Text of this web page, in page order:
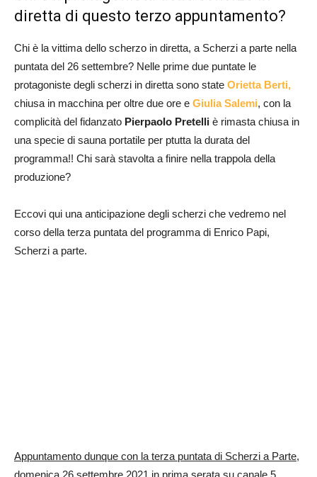
diretta di questo terzo appuntamento?
Chi è la vittima dello scherzo in diretta, a Scherzi a parte nella
puntata del 26 settembre? Nelle prime due puntate le
protagoniste degli scherzi in diretta sono state Orietta Berti,
chiusa in macchina per oltre due ore e Giulia Salemi, con la
complicità del fidanzato Pierpaolo Pretelli è rimasta chiusa in
una specie di sauna portatile per ptutta la durata del
programma!! Chi sarà stavolta a finire nella trappola della
produzione?
Eccovi qui una anticipazione degli scherzi che vedremo nel
corso della terza puntata del programma di Enrico Papi,
Scherzi a parte.
Appuntamento dunque con la terza puntata di Scherzi a Parte,